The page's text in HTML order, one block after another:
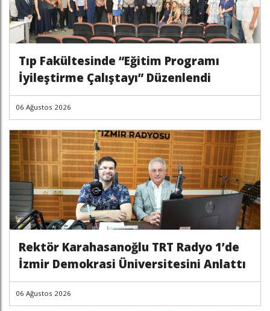
Tıp Fakültesinde “Eğitim Programı
İyileştirme Çalıştayı” Düzenlendi
06 Ağustos 2026
Rektör Karahasanoğlu TRT Radyo 1’de
İzmir Demokrasi Üniversitesini Anlattı
06 Ağustos 2026